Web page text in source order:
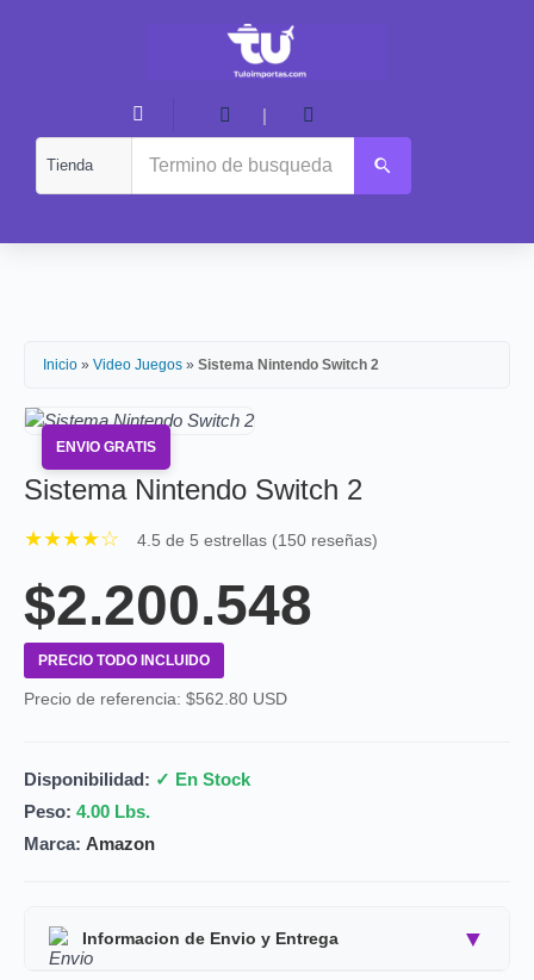
|
Inicio » Video Juegos » Sistema Nintendo Switch 2
ENVIO GRATIS
Sistema Nintendo Switch 2
★★★★☆ 4.5 de 5 estrellas (150 reseñas)
$2.200.548
PRECIO TODO INCLUIDO
Precio de referencia: $562.80 USD
Disponibilidad: ✓ En Stock
Peso: 4.00 Lbs.
Marca: Amazon
Informacion de Envio y Entrega ▼